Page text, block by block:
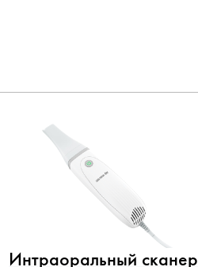
Интраоральный сканер